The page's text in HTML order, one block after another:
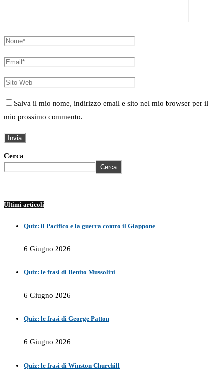
Salva il mio nome, indirizzo email e sito nel mio browser per il
mio prossimo commento.
Cerca
Cerca
Ultimi articoli
Quiz: il Pacifico e la guerra contro il Giappone
6 Giugno 2026
Quiz: le frasi di Benito Mussolini
6 Giugno 2026
Quiz: le frasi di George Patton
6 Giugno 2026
Quiz: le frasi di Winston Churchill